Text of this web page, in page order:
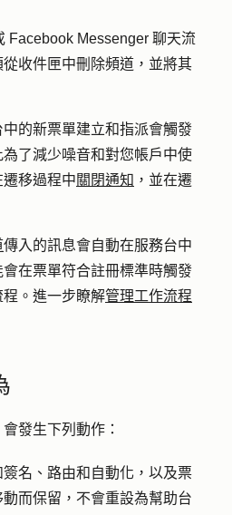
Facebook Messenger 聊天流
收件匣中刪除頻道，並將其
的新票單建立和指派會觸發
了減少噪音和對您帳戶中使
移過程中關閉通知 ，並在遷
傳入的訊息會自動在服務台中
在票單符合註冊標準時觸發
。進一步瞭解管理工作流程
發生下列動作：
名、路由和自動化，以及票
而保留，不會重設為幫助台